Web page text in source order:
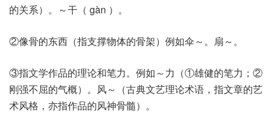
的关系）。～干（ gàn ）。
②像骨的东西（指支撑物体的骨架）例如伞～。扇～。
③指文学作品的理论和笔力。例如～力（①雄健的笔力；②
刚强不屈的气概）。风～（古典文艺理论术语，指文章的艺
术风格，亦指作品的风神骨髓）。